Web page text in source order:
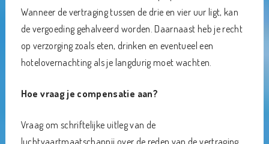
Wanneer de vertraging tussen de drie en vier uur ligt, kan
de vergoeding gehalveerd worden. Daarnaast heb je recht
op verzorging zoals eten, drinken en eventueel een
hotelovernachting als je langdurig moet wachten.
Hoe vraag je compensatie aan?
Vraag om schriftelijke uitleg van de
luchtvaartmaatschappij over de reden van de vertraging